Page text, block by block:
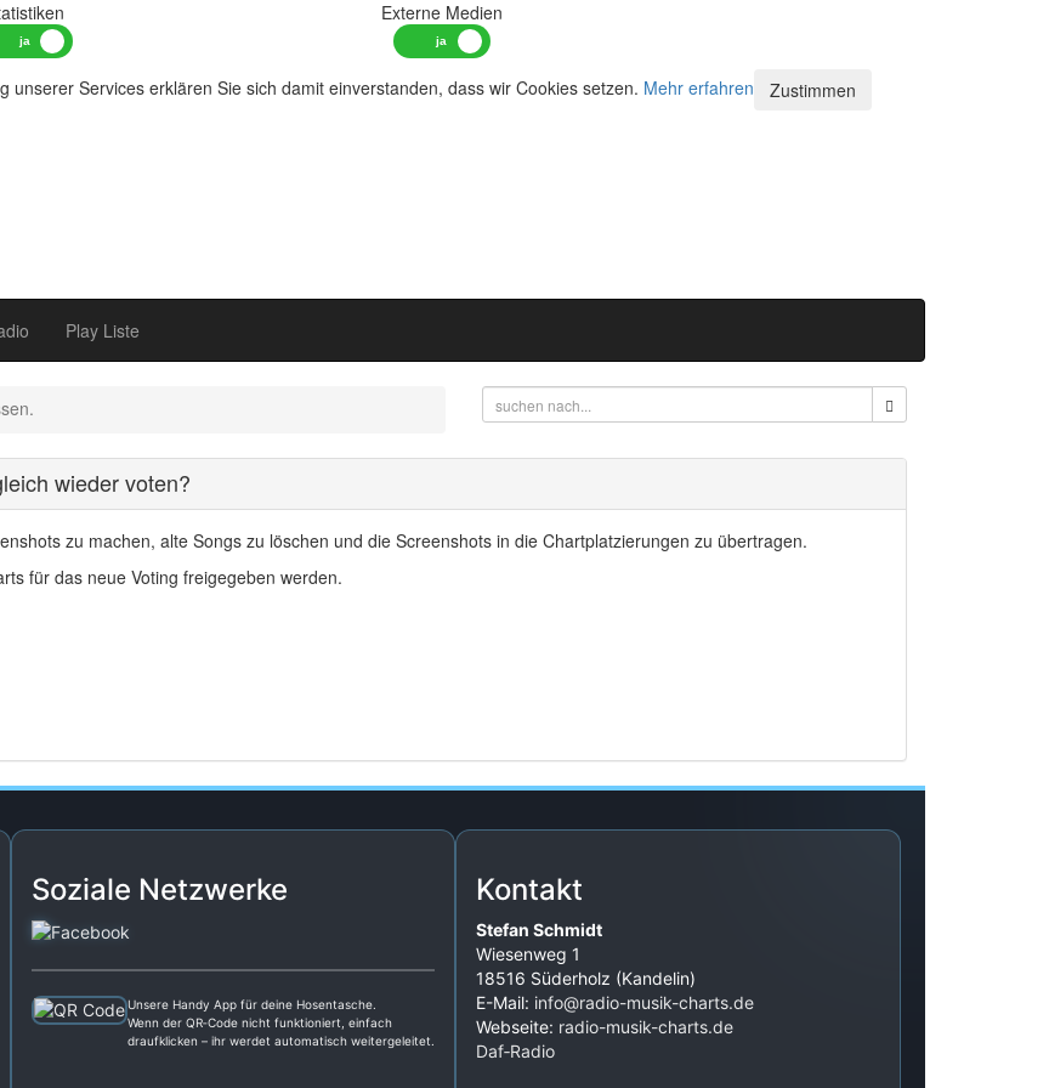
Externe Medien
unserer Services erklären Sie sich damit einverstanden, dass wir Cookies setzen. Mehr erfahren Zustimmen
Play Liste
wieder voten?
zu machen, alte Songs zu löschen und die Screenshots in die Chartplatzierungen zu übertragen.
für das neue Voting freigegeben werden.
Soziale Netzwerke
Unsere Handy App für deine Hosentasche.
Wenn der QR‑Code nicht funktioniert, einfach
draufklicken – ihr werdet automatisch weitergeleitet.
Kontakt
Stefan Schmidt
Wiesenweg 1
18516 Süderholz (Kandelin)
E-Mail: info@radio-musik-charts.de
Webseite: radio-musik-charts.de
Daf‑Radio